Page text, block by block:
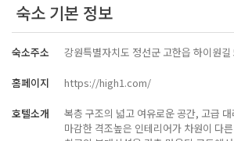
숙소 기본 정보
숙소주소 강원특별자치도 정선군 고한읍 하이원
홈페이지 https://high1.com/
호텔소개
복층 구조의 넓고 여유로운 공간, 고급
마감한 격조높은 인테리어가 차원이 다